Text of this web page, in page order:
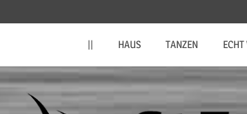
StFeder.de
|| HAUS TANZEN